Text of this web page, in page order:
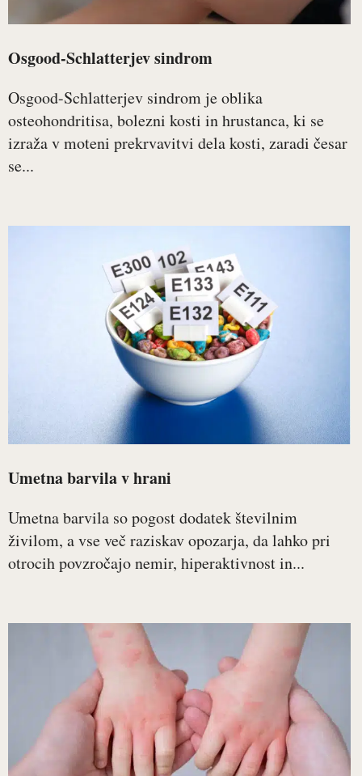
Osgood-Schlatterjev sindrom
Osgood-Schlatterjev sindrom je oblika
osteohondritisa, bolezni kosti in hrustanca, ki se
izraža v moteni prekrvavitvi dela kosti, zaradi česar
se...
Umetna barvila v hrani
Umetna barvila so pogost dodatek številnim
živilom, a vse več raziskav opozarja, da lahko pri
otrocih povzročajo nemir, hiperaktivnost in...